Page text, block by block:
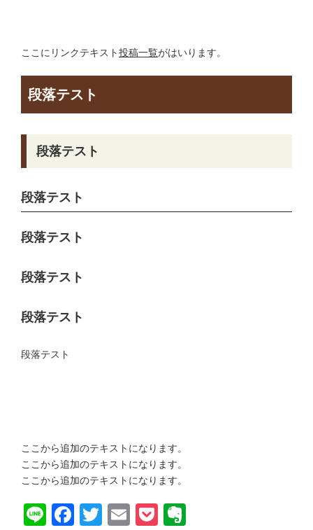
ここにリンクテキスト投稿一覧がはいります。
段落テスト
段落テスト
段落テスト
段落テスト
段落テスト
段落テスト
段落テスト
ここから追加のテキストになります。
ここから追加のテキストになります。
ここから追加のテキストになります。
LineFacebook
Twitter
EmailPocket